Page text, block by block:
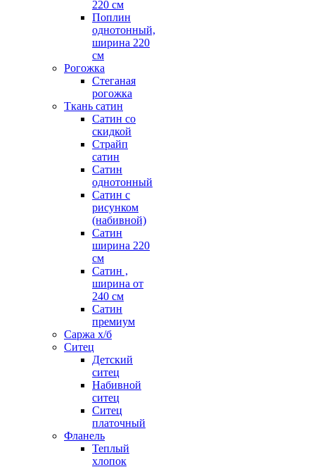
220 см
Поплин
однотонный,
ширина 220
см
Рогожка
Стеганая
рогожка
Ткань сатин
Сатин со
скидкой
Страйп
сатин
Сатин
однотонный
Сатин с
рисунком
(набивной)
Сатин
ширина 220
см
Сатин ,
ширина от
240 см
Сатин
премиум
Саржа х/б
Ситец
Детский
ситец
Набивной
ситец
Ситец
платочный
Фланель
Теплый
хлопок